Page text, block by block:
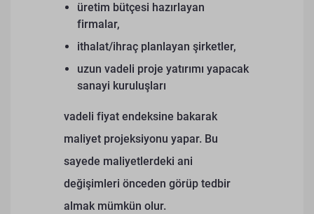
üretim bütçesi hazırlayan
firmalar,
ithalat/ihraç planlayan şirketler,
uzun vadeli proje yatırımı yapacak
sanayi kuruluşları
vadeli fiyat endeksine bakarak
maliyet projeksiyonu yapar. Bu
sayede maliyetlerdeki ani
değişimleri önceden görüp tedbir
almak mümkün olur.